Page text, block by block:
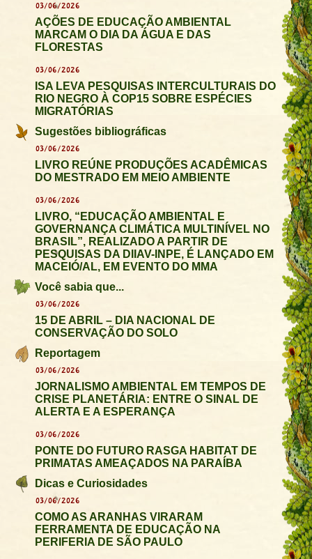
03/06/2026
AÇÕES DE EDUCAÇÃO AMBIENTAL
MARCAM O DIA DA ÁGUA E DAS
FLORESTAS
03/06/2026
ISA LEVA PESQUISAS INTERCULTURAIS DO
RIO NEGRO À COP15 SOBRE ESPÉCIES
MIGRATÓRIAS
Sugestões bibliográficas
03/06/2026
LIVRO REÚNE PRODUÇÕES ACADÊMICAS
DO MESTRADO EM MEIO AMBIENTE
03/06/2026
LIVRO, “EDUCAÇÃO AMBIENTAL E
GOVERNANÇA CLIMÁTICA MULTINÍVEL NO
BRASIL”, REALIZADO A PARTIR DE
PESQUISAS DA DIIAV-INPE, É LANÇADO EM
MACEIÓ/AL, EM EVENTO DO MMA
Você sabia que...
03/06/2026
15 DE ABRIL – DIA NACIONAL DE
CONSERVAÇÃO DO SOLO
Reportagem
03/06/2026
JORNALISMO AMBIENTAL EM TEMPOS DE
CRISE PLANETÁRIA: ENTRE O SINAL DE
ALERTA E A ESPERANÇA
03/06/2026
PONTE DO FUTURO RASGA HABITAT DE
PRIMATAS AMEAÇADOS NA PARAÍBA
Dicas e Curiosidades
03/06/2026
COMO AS ARANHAS VIRARAM
FERRAMENTA DE EDUCAÇÃO NA
PERIFERIA DE SÃO PAULO